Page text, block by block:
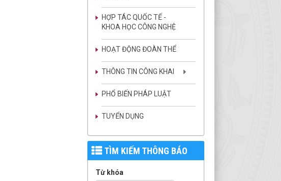
HỢP TÁC QUỐC TẾ -
KHOA HỌC CÔNG NGHỆ
HOẠT ĐỘNG ĐOÀN THỂ
THÔNG TIN CÔNG KHAI
PHỔ BIẾN PHÁP LUẬT
TUYỂN DỤNG
TÌM KIẾM THÔNG BÁO
Từ khóa